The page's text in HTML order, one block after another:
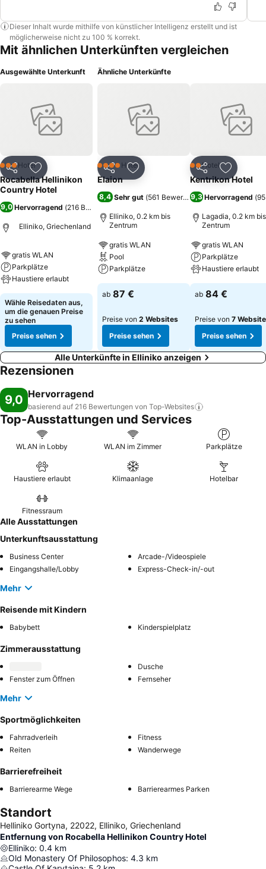
Dieser Inhalt wurde mithilfe von künstlicher Intelligenz erstellt und ist
möglicherweise nicht zu 100 % korrekt.
Mit ähnlichen Unterkünften vergleichen
Ausgewählte Unterkunft
Teilen Zu Favoriten hinzufügen
3 SterneHotel
Rocabella Hellinikon
Country Hotel
9,0 Hervorragend (216 Bewertungen
Elliniko, Griechenland
gratis WLAN
Parkplätze
Haustiere erlaubt
Wähle Reisedaten aus,
um die genauen Preise
zu sehen
Preise sehen
Ähnliche Unterkünfte
Teilen Zu Favoriten hinzufügen
4 SterneHotel
Elaion
8,4 Sehr gut (561 Bewertungen)
Elliniko, 0.2 km bis
Zentrum
gratis WLAN
Pool
Parkplätze
ab 87 €
Preise von 2 Websites
Preise sehen
Teilen Zu
2 Sterne
Hotel
Kentrikon Hotel
9,3Hervorragend (
Lagadia, 0.2 km bis
Zentrum
gratis WLAN
Parkplätze
Haustiere erlaubt
ab 84 €
Preise von 7
Preise sehen
Alle Unterkünfte in Elliniko anzeigen
Rezensionen
9,0 Hervorragend
basierend auf 216 Bewertungen von Top-Websites
Top-Ausstattungen und Services
WLAN in Lobby WLAN im Zimmer Parkplätze
Haustiere erlaubt Klimaanlage Hotelbar
Fitnessraum
Alle Ausstattungen
Unterkunftsausstattung
Business Center
Arcade-/Videospiele
Eingangshalle/Lobby
Express-Check-in/-out
Mehr
Reisende mit Kindern
Babybett Kinderspielplatz
Zimmerausstattung
Dusche
Fenster zum Öffnen
Fernseher
Mehr
Sportmöglichkeiten
Fahrradverleih
Fitness
Reiten
Wanderwege
Barrierefreiheit
Barrierearme Wege Barrierearmes Parken
Standort
Helliniko Gortyna, 22022, Elliniko, Griechenland
Entfernung von Rocabella Hellinikon Country Hotel
Elliniko: 0.4 km
Old Monastery Of Philosophos: 4.3 km